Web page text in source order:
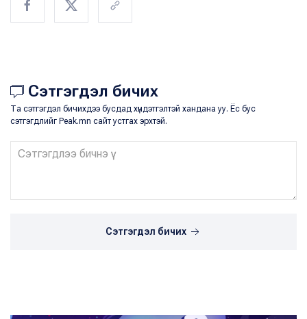
Сэтгэгдэл бичих
Та сэтгэгдэл бичихдээ бусдад хүндэтгэлтэй хандана уу. Ёс бус
сэтгэгдлийг Peak.mn сайт устгах эрхтэй.
Сэтгэгдэл бичих